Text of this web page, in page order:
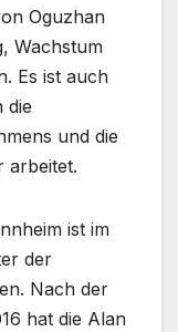
Oguzhan
Wachstum
Es ist auch
die
und die
arbeitet.
ist im
der
Nach der
hat die Alan